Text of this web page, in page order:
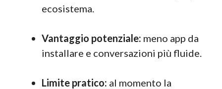
ecosistema.
Vantaggio potenziale: meno app da
installare e conversazioni più fluide.
Limite pratico: al momento la